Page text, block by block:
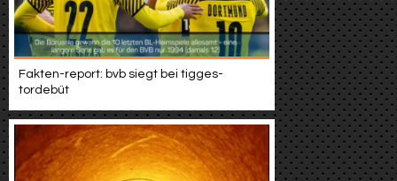
Fakten-report: bvb siegt bei tigges-
tordebüt